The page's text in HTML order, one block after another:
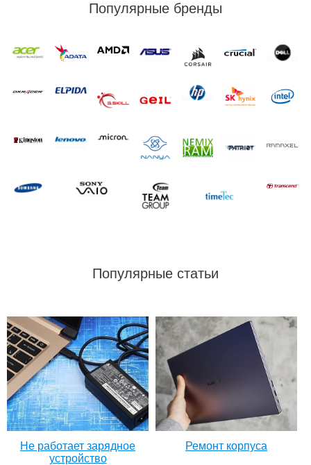
Популярные бренды
Популярные статьи
Не работает зарядное
устройство
Ремонт корпуса